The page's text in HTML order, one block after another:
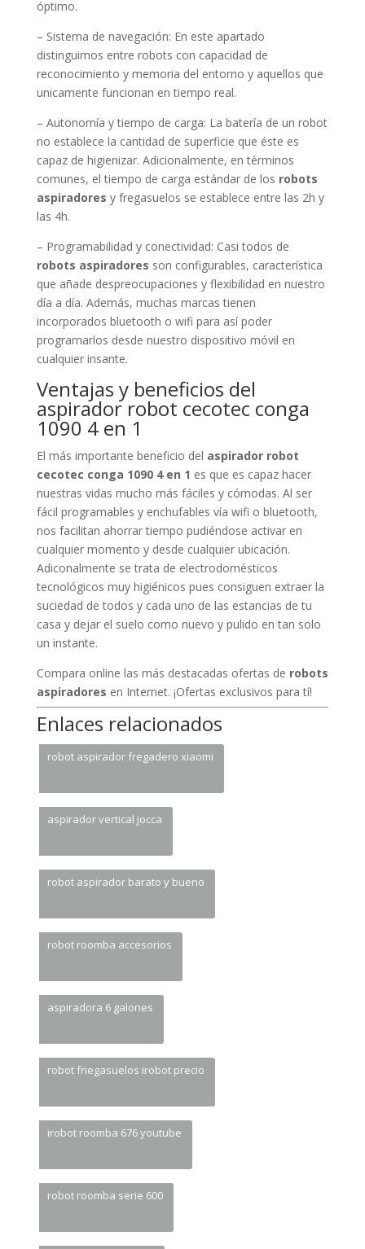
óptimo.
– Sistema de navegación: En este apartado
distinguimos entre robots con capacidad de
reconocimiento y memoria del entorno y aquellos que
unicamente funcionan en tiempo real.
– Autonomía y tiempo de carga: La batería de un robot
no establece la cantidad de superficie que éste es
capaz de higienizar. Adicionalmente, en términos
comunes, el tiempo de carga estándar de los robots
aspiradores y fregasuelos se establece entre las 2h y
las 4h.
– Programabilidad y conectividad: Casi todos de
robots aspiradores son configurables, característica
que añade despreocupaciones y flexibilidad en nuestro
día a día. Además, muchas marcas tienen
incorporados bluetooth o wifi para así poder
programarlos desde nuestro dispositivo móvil en
cualquier insante.
Ventajas y beneficios del
aspirador robot cecotec conga
1090 4 en 1
El más importante beneficio del aspirador robot
cecotec conga 1090 4 en 1 es que es capaz hacer
nuestras vidas mucho más fáciles y cómodas. Al ser
fácil programables y enchufables vía wifi o bluetooth,
nos facilitan ahorrar tiempo pudiéndose activar en
cualquier momento y desde cualquier ubicación.
Adiconalmente se trata de electrodomésticos
tecnológicos muy higiénicos pues consiguen extraer la
suciedad de todos y cada uno de las estancias de tu
casa y dejar el suelo como nuevo y pulido en tan solo
un instante.
Compara online las más destacadas ofertas de robots
aspiradores en Internet. ¡Ofertas exclusivos para tí!
Enlaces relacionados
robot aspirador fregadero xiaomi
aspirador vertical jocca
robot aspirador barato y bueno
robot roomba accesorios
aspiradora 6 galones
robot friegasuelos irobot precio
irobot roomba 676 youtube
robot roomba serie 600